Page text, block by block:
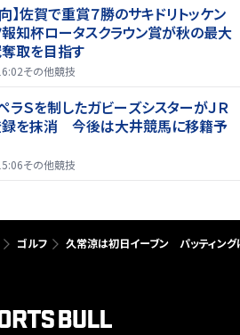
】佐賀で重賞７勝のサキドリトッケン
知杯ロータスクラウン賞が秋の最大
取を目指す
その他競技
ラＳを制したガビーズシスターがＪＲ
録を抹消 今後は大井競馬に移籍予
その他競技
ゴルフ 久常涼は初日イーブン パッティング